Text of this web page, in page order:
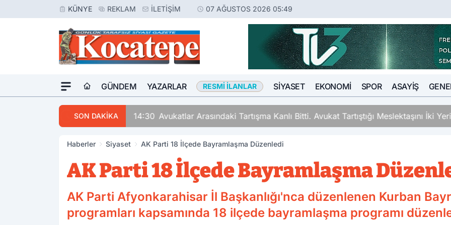
KÜNYE REKLAM İLETIŞIM 07 AĞUSTOS 2026 05:49
GÜNDEM YAZARLAR RESMI İLANLAR SIYASET EKONOMI SPOR ASAYIŞ
SON DAKİKA 14:30 Avukatlar Arasındaki Tartışma Kanlı Bitti. Avukat Tartıştığı Meslektaşını İki
Haberler Siyaset AK Parti 18 İlçede Bayramlaşma Düzenledi
AK Parti 18 İlçede Bayramlaşma
AK Parti Afyonkarahisar İl Başkanlığı'nca düzenlenen Kurban
programları kapsamında 18 ilçede bayramlaşma programı